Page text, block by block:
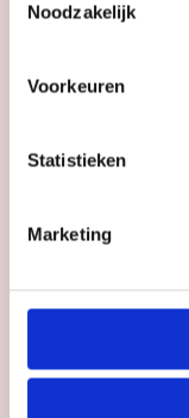
Noodzakelijk
Voorkeuren
Statistieken
Marketing
Tijd